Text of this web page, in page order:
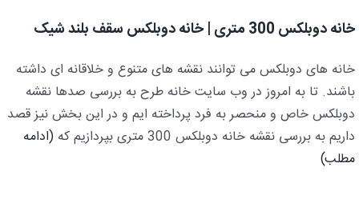
خانه دوبلکس 300 متری | خانه دوبلکس سقف بلند شیک
خانه های دوبلکس می توانند نقشه های متنوع و خلاقانه ای داشته
باشند. تا به امروز در وب سایت خانه طرح به بررسی صدها نقشه
دوبلکس خاص و منحصر به فرد پرداخته ایم و در این بخش نیز قصد
داریم به بررسی نقشه خانه دوبلکس 300 متری بپردازیم که
(ادامه
مطلب)